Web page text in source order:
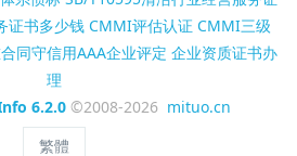
证书多少钱 CMMI评估认证 CMMI三级
同守信用AAA企业评定 企业资质证书办
理
6.2.0©2008-2026 mituo.cn
繁體